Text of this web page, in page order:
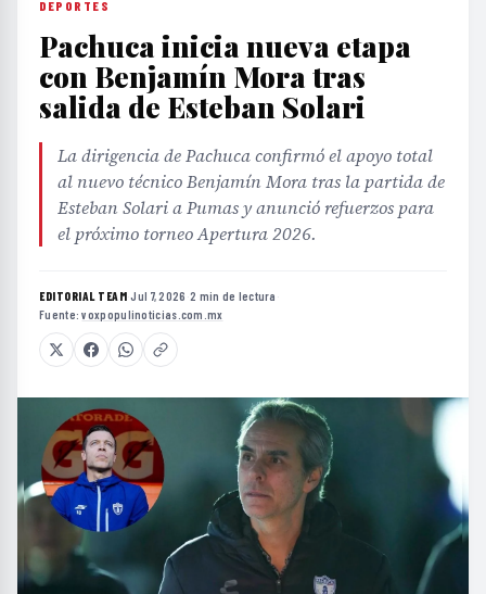
DEPORTES
Pachuca inicia nueva etapa
con Benjamín Mora tras
salida de Esteban Solari
La dirigencia de Pachuca confirmó el apoyo total
al nuevo técnico Benjamín Mora tras la partida de
Esteban Solari a Pumas y anunció refuerzos para
el próximo torneo Apertura 2026.
EDITORIAL TEAM·Jul 7, 2026 ·2 min de lectura ·
Fuente:voxpopulinoticias.com.mx